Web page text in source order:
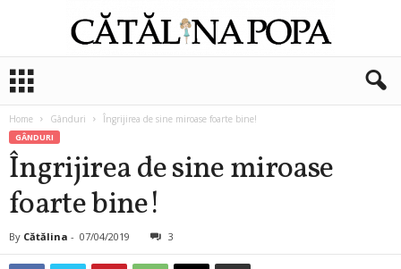
t
p
Home Gânduri Îngrijirea de sine miroase foarte bine!
GÂNDURI
Îngrijirea de sine miroase
foarte bine!
By Cătălina - 07/04/2019 3